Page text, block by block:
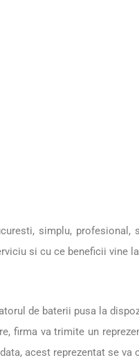
simplu, profesional,
si cu ce beneficii vine
de baterii pusa la
firma va trimite un
acest reprezentat se va